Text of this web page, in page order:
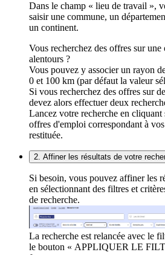
Dans le champ « lieu de travail »,
saisir une commune, un
un continent.
Vous recherchez des offres sur une
alentours ?
Vous pouvez y associer un rayon
0 et 100 km (par défaut la valeur
Si vous recherchez des offres sur
devez alors effectuer deux
Lancez votre recherche en
offres d'emploi correspondant à
restituée.
2. Affiner les résultats de votre
Si besoin, vous pouvez affiner les
en sélectionnant des filtres et
de recherche.
La recherche est relancée avec le
le bouton « APPLIQUER LE